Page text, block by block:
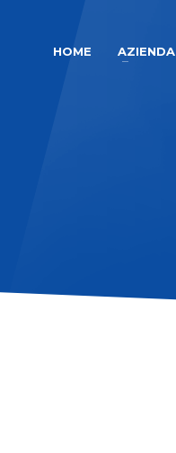
HOME AZIENDA